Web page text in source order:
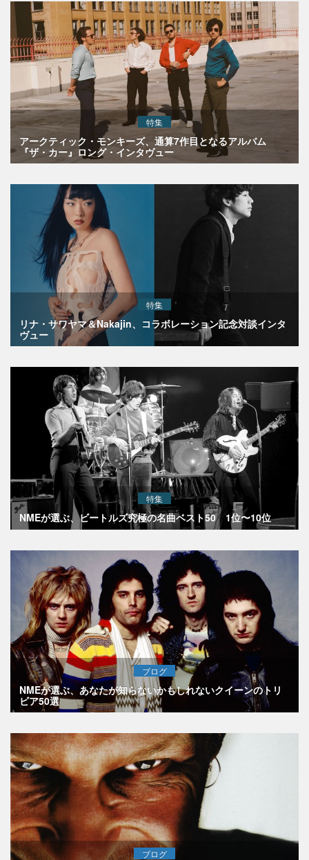
特集
アークティック・モンキーズ、通算7作目となるアルバム
『ザ・カー』ロング・インタヴュー
特集
リナ・サワヤマ＆Nakajin、コラボレーション記念対談インタ
ヴュー
特集
NMEが選ぶ、ビートルズ究極の名曲ベスト50 1位〜10位
ブログ
NMEが選ぶ、あなたが知らないかもしれないクイーンのトリ
ビア50選
ブログ